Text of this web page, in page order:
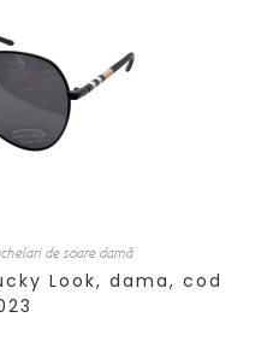
de soare damă
Look, dama, cod